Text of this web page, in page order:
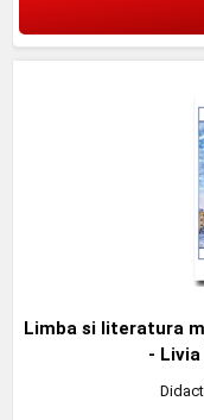
Limba si literatura
-